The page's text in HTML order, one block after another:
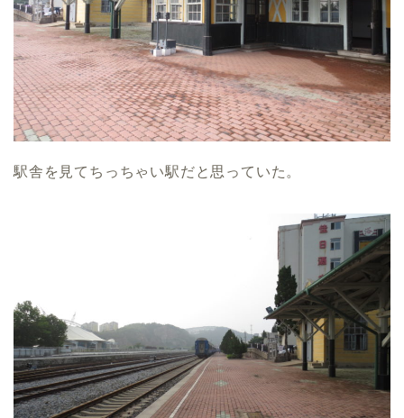
駅舎を見てちっちゃい駅だと思っていた。